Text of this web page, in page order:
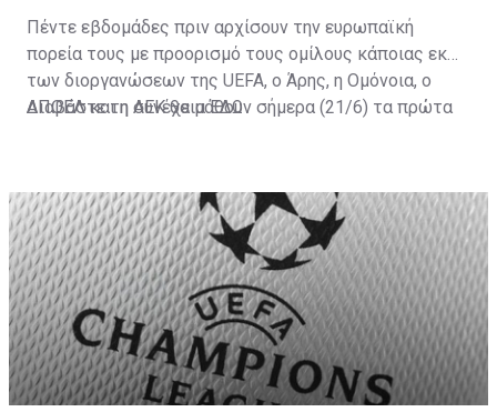
Πέντε εβδομάδες πριν αρχίσουν την ευρωπαϊκή
πορεία τους με προορισμό τους ομίλους κάποιας εκ
των διοργανώσεων της UEFA, ο Άρης, η Ομόνοια, ο
ΑΠΟΕΛ και η ΑΕΚ θα μάθουν σήμερα (21/6) τα πρώτα
Διαβάστε τη συνέχεια ΕΔΩ